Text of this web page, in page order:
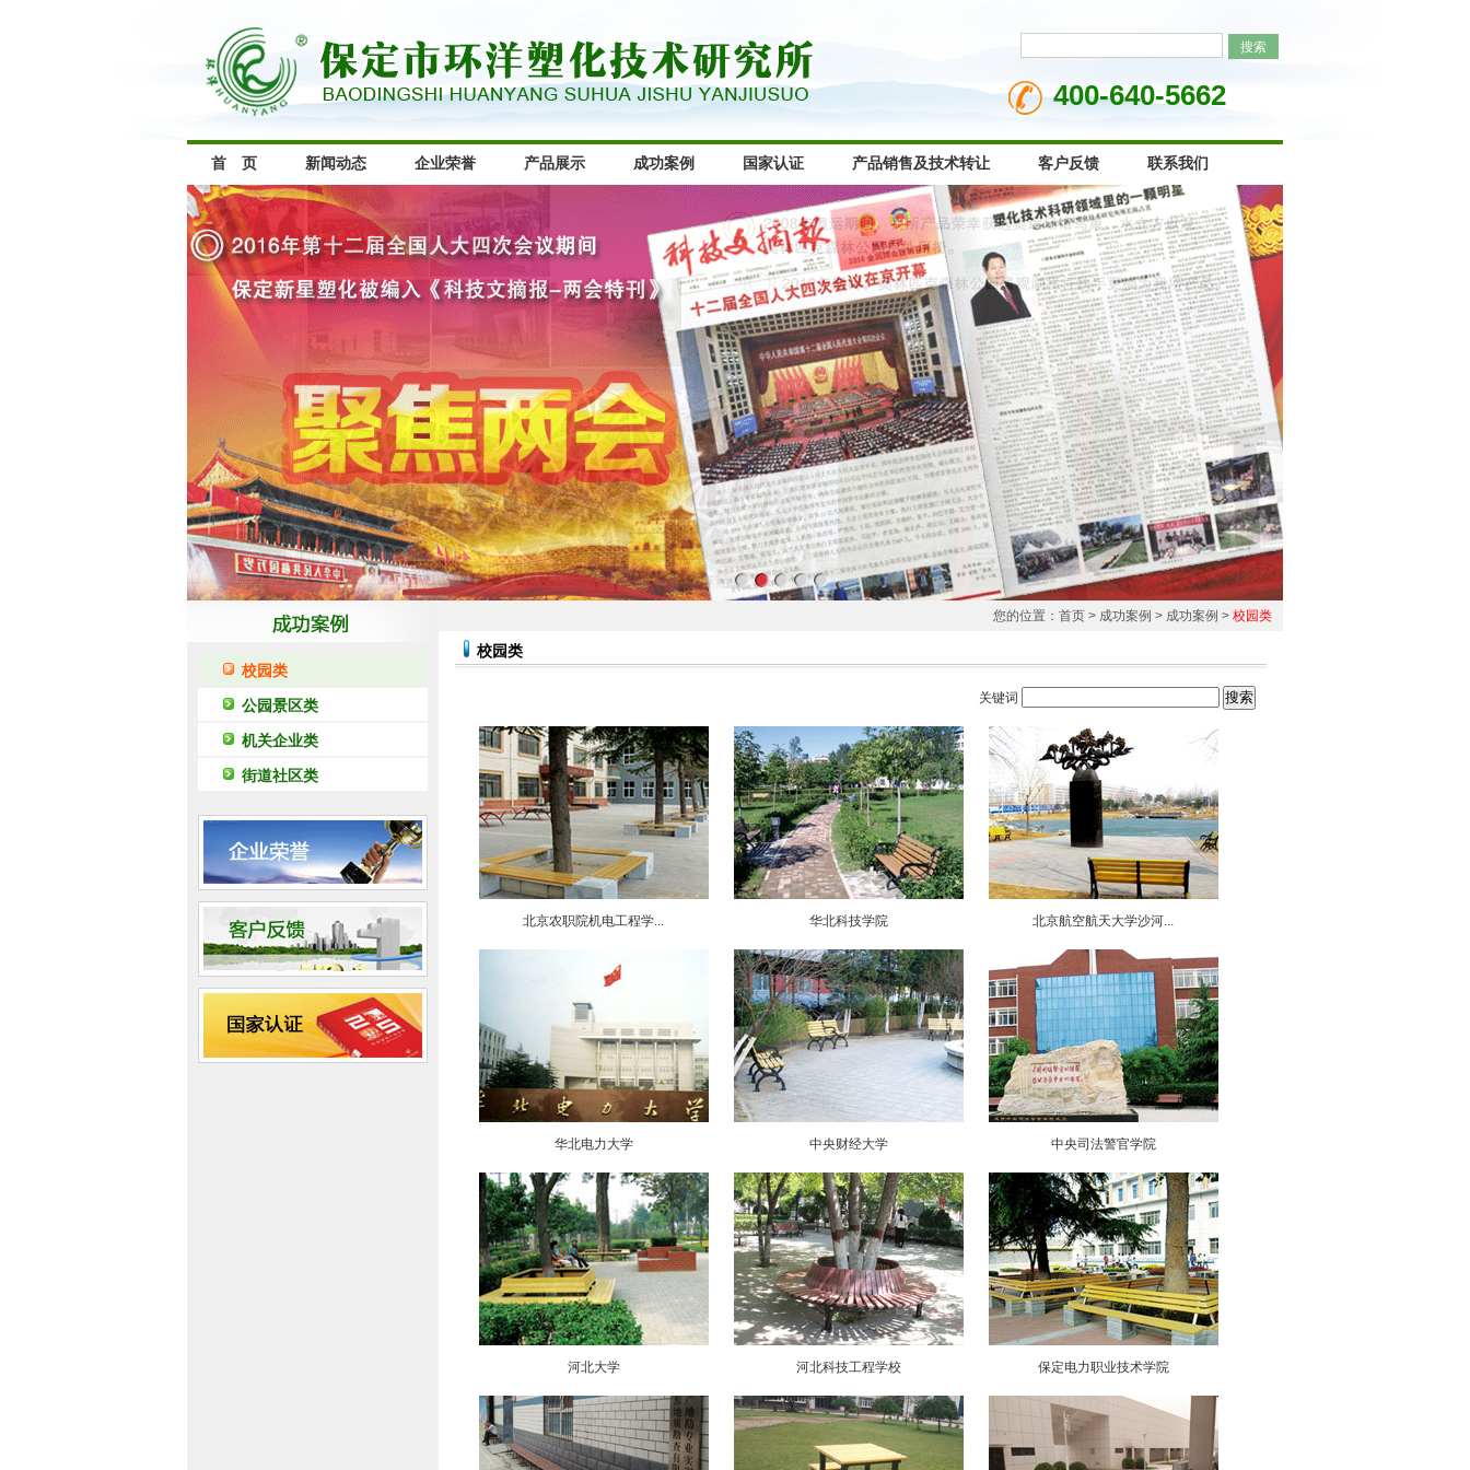
400-640-5662
首 页 新闻动态 企业荣誉 产品展示 成功案例 国家认证 产品销售及技术转让 客户反馈 联系我们
校园类
公园景区类
机关企业类
街道社区类
您的位置： 首页 > 成功案例 > 成功案例 > 校园类
校园类
关键词
北京农职院机电工程学... 华北科技学院 北京航空航天大学沙河...
华北电力大学 中央财经大学 中央司法警官学院
河北大学 河北科技工程学校 保定电力职业技术学院